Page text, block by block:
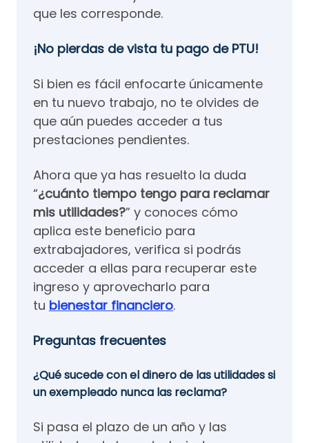
que les corresponde.
¡No pierdas de vista tu pago de PTU!
Si bien es fácil enfocarte únicamente
en tu nuevo trabajo, no te olvides de
que aún puedes acceder a tus
prestaciones pendientes.
Ahora que ya has resuelto la duda
“¿cuánto tiempo tengo para reclamar
mis utilidades?” y conoces cómo
aplica este beneficio para
extrabajadores, verifica si podrás
acceder a ellas para recuperar este
ingreso y aprovecharlo para
tu bienestar financiero.
Preguntas frecuentes
¿Qué sucede con el dinero de las utilidades si
un exempleado nunca las reclama?
Si pasa el plazo de un año y las